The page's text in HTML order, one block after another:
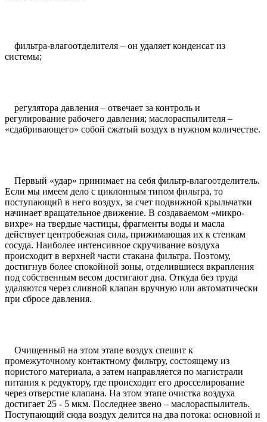
фильтра-влагоотделителя – он удаляет конденсат из
системы;
регулятора давления – отвечает за контроль и
регулирование рабочего давления; маслораспылителя –
«сдабривающего» собой сжатый воздух в нужном количестве.
Первый «удар» принимает на себя фильтр-влагоотделитель.
Если мы имеем дело с циклонным типом фильтра, то
поступающий в него воздух, за счет подвижной крыльчатки
начинает вращательное движение. В создаваемом «микро-
вихре» на твердые частицы, фрагменты воды и масла
действует центробежная сила, прижимающая их к стенкам
сосуда. Наиболее интенсивное скручивание воздуха
происходит в верхней части стакана фильтра. Поэтому,
достигнув более спокойной зоны, отделившиеся вкрапления
под собственным весом достигают дна. Откуда без труда
удаляются через сливной клапан вручную или автоматически
при сбросе давления.
Очищенный на этом этапе воздух спешит к
промежуточному контактному фильтру, состоящему из
пористого материала, а затем направляется по магистрали
питания к редуктору, где происходит его дросселирование
через отверстие клапана. На этом этапе очистка воздуха
достигает 25 - 5 мкм. Последнее звено – маслораспылитель.
Поступающий сюда воздух делится на два потока: основной и